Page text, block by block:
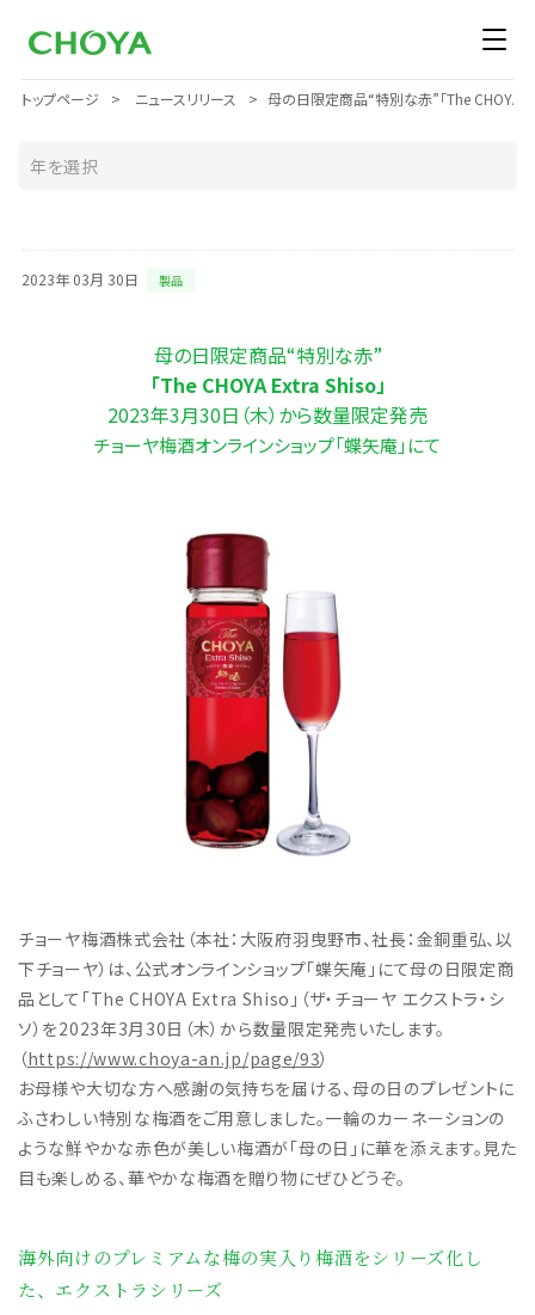
トップページ ニュースリリース 母の日限定商品“特別な赤”「The CHOYA
2023年 03月 30日 製品
母の日限定商品“特別な赤”
「The CHOYA Extra Shiso」
2023年3月30日（木）から数量限定発売
チョーヤ梅酒オンラインショップ「蝶矢庵」にて
チョーヤ梅酒株式会社（本社：大阪府羽曳野市、社長：金銅重弘、以
下チョーヤ）は、公式オンラインショップ「蝶矢庵」にて母の日限定商
品として「The CHOYA Extra Shiso」（ザ・チョーヤ エクストラ・シ
ソ）を2023年3月30日（木）から数量限定発売いたします。
（https://www.choya-an.jp/page/93）
お母様や大切な方へ感謝の気持ちを届ける、母の日のプレゼントに
ふさわしい特別な梅酒をご用意しました。一輪のカーネーションの
ような鮮やかな赤色が美しい梅酒が「母の日」に華を添えます。見た
目も楽しめる、華やかな梅酒を贈り物にぜひどうぞ。
海外向けのプレミアムな梅の実入り梅酒をシリーズ化し
た、エクストラシリーズ